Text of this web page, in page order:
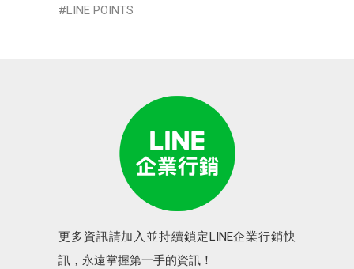
LINE POINTS
更多資訊請加入並持續鎖定LINE企業行銷快
訊，永遠掌握第一手的資訊！